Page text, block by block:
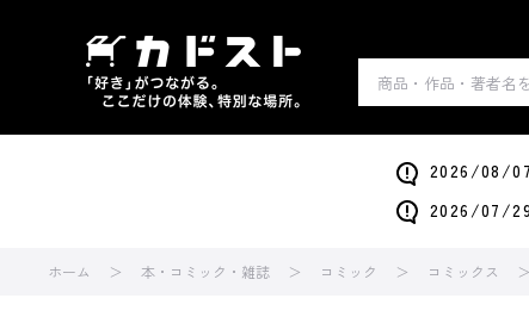
2026/08/
2026/07/
ホーム 本・コミック・雑誌 コミック コミックス